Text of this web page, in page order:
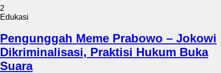
2
Edukasi
Pengunggah Meme Prabowo – Jokowi
Dikriminalisasi, Praktisi Hukum Buka
Suara